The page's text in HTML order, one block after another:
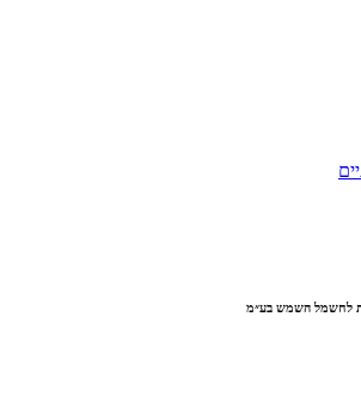
לחשמל השמש בע״מ